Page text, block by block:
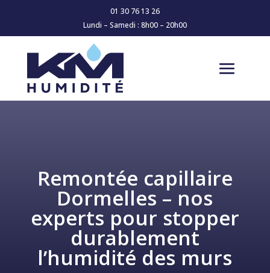
01 30 76 13 26
Lundi – Samedi : 8h00 – 20h00
Remontée capillaire
Dormelles – nos
experts pour stopper
durablement
l’humidité des murs